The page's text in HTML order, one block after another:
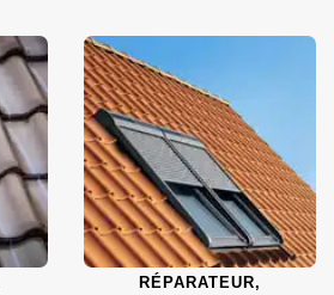
RÉPARATEUR,